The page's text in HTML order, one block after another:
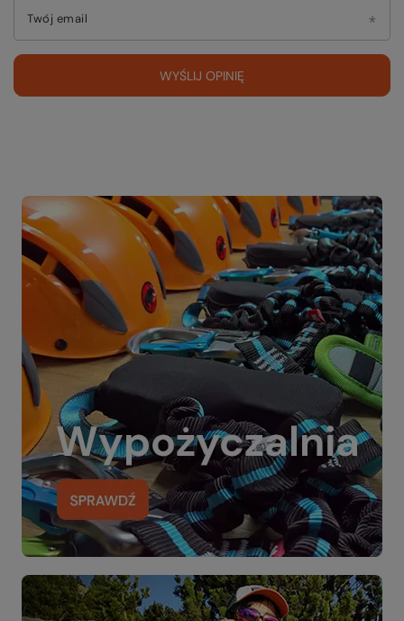
Twój email
WYŚLIJ OPINIĘ